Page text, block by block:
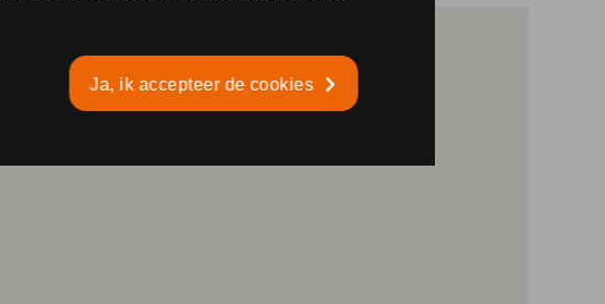
Ja, ik accepteer de cookies